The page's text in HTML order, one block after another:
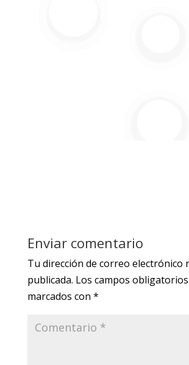
Enviar comentario
Tu dirección de correo electrónico
publicada. Los campos
marcados con *